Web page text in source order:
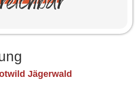
Jägerwald